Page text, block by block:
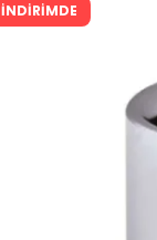
İNDİRİMDE